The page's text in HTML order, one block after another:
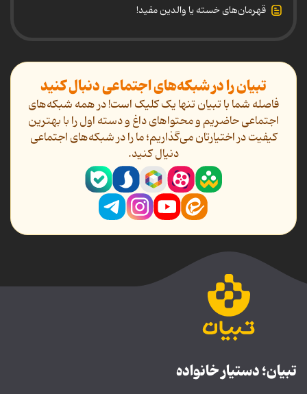
قهرمان‌های خسته یا والدین مفید!
تبیان را در شبکه‌های اجتماعی دنبال کنید
فاصله شما با تبیان تنها یک کلیک است! در همه شبکه‌های
اجتماعی حاضریم و محتواهای داغ و دسته اول را با بهترین
کیفیت در اختیارتان می‌گذاریم؛ ما را در شبکه‌های اجتماعی
دنیال کنید.
تبیان؛ دستیار خانواده